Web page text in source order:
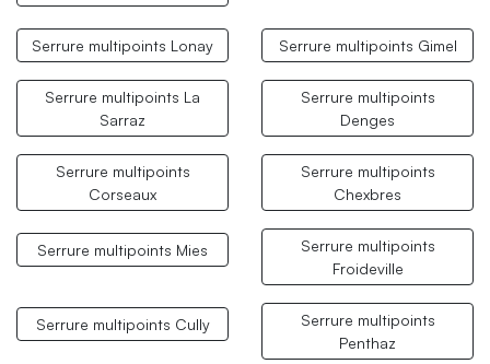
Serrure multipoints Lonay Serrure multipoints Gimel
Serrure multipoints La
Sarraz
Serrure multipoints
Denges
Serrure multipoints
Corseaux
Serrure multipoints
Chexbres
Serrure multipoints Mies
Serrure multipoints
Froideville
Serrure multipoints Cully
Serrure multipoints
Penthaz